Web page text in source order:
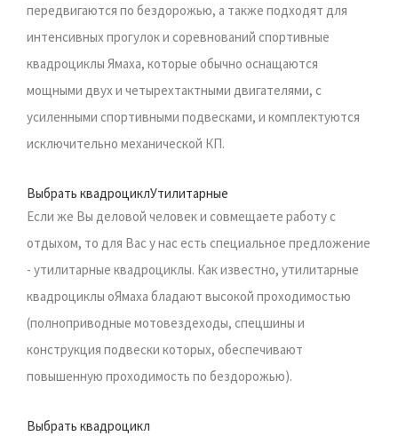
передвигаются по бездорожью, а также подходят для
интенсивных прогулок и соревнований спортивные
квадроциклы Ямаха, которые обычно оснащаются
мощными двух и четырехтактными двигателями, с
усиленными спортивными подвесками, и комплектуются
исключительно механической КП.
Выбрать квадроциклУтилитарные
Если же Вы деловой человек и совмещаете работу с
отдыхом, то для Вас у нас есть специальное предложение
- утилитарные квадроциклы. Как известно, утилитарные
квадроциклы оЯмаха бладают высокой проходимостью
(полноприводные мотовездеходы, спецшины и
конструкция подвески которых, обеспечивают
повышенную проходимость по бездорожью).
Выбрать квадроцикл